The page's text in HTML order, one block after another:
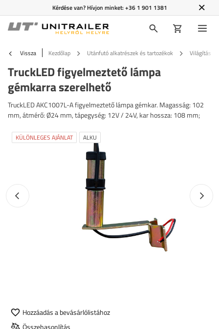
Kérdése van? Hívjon minket:+36 1 901 1381
Vissza Kezdőlap Utánfutó alkatrészek és tartozékok Világítás
TruckLED figyelmeztető lámpa
gémkarra szerelhető
TruckLED AKC1007L-A figyelmeztető lámpa gémkar. Magasság: 102
mm, átmérő: Ø24 mm, tápegység: 12V / 24V, kar hossza: 108 mm;
Előző fotó
KÜLÖNLEGES AJÁNLAT ALKU
Hozzáadás a bevásárlólistához
Összehasonlítás